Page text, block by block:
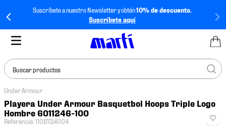
Suscríbete a nuestro Newsletter y obtén10% de descuento.
Suscríbete aquí
Buscar productos
Under Armour
Playera Under Armour Basquetbol Hoops Triple Logo
Hombre 6011246-100
Referencia:1108724004
TÉRMINOS MÁS
BUSCADOS